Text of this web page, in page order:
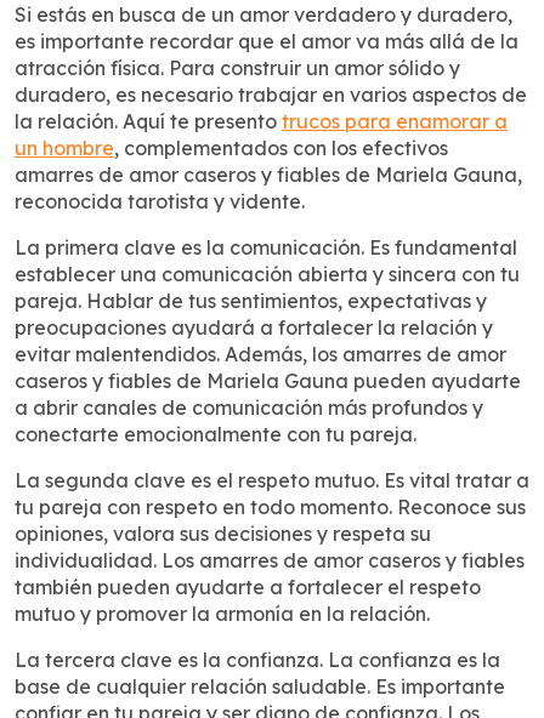
Si estás en busca de un amor verdadero y duradero,
es importante recordar que el amor va más allá de la
atracción física. Para construir un amor sólido y
duradero, es necesario trabajar en varios aspectos de
la relación. Aquí te presento trucos para enamorar a
un hombre, complementados con los efectivos
amarres de amor caseros y fiables de Mariela Gauna,
reconocida tarotista y vidente.
La primera clave es la comunicación. Es fundamental
establecer una comunicación abierta y sincera con tu
pareja. Hablar de tus sentimientos, expectativas y
preocupaciones ayudará a fortalecer la relación y
evitar malentendidos. Además, los amarres de amor
caseros y fiables de Mariela Gauna pueden ayudarte
a abrir canales de comunicación más profundos y
conectarte emocionalmente con tu pareja.
La segunda clave es el respeto mutuo. Es vital tratar a
tu pareja con respeto en todo momento. Reconoce sus
opiniones, valora sus decisiones y respeta su
individualidad. Los amarres de amor caseros y fiables
también pueden ayudarte a fortalecer el respeto
mutuo y promover la armonía en la relación.
La tercera clave es la confianza. La confianza es la
base de cualquier relación saludable. Es importante
confiar en tu pareja y ser digno de confianza. Los